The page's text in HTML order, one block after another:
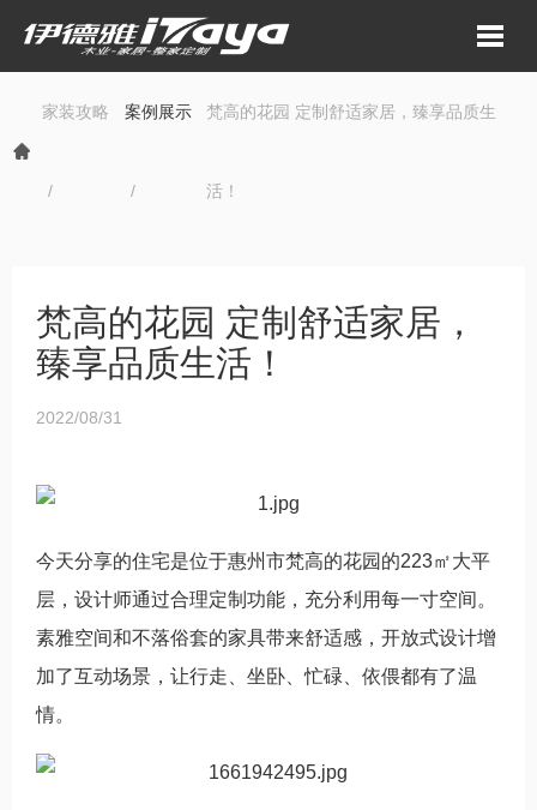
家装攻略 案例展示 梵高的花园 定制舒适家居，臻享品质生
活！
梵高的花园 定制舒适家居，
臻享品质生活！
2022/08/31
今天分享的住宅是位于惠州市梵高的花园的223㎡大平
层，设计师通过合理定制功能，充分利用每一寸空间。
素雅空间和不落俗套的家具带来舒适感，开放式设计增
加了互动场景，让行走、坐卧、忙碌、依偎都有了温
情。